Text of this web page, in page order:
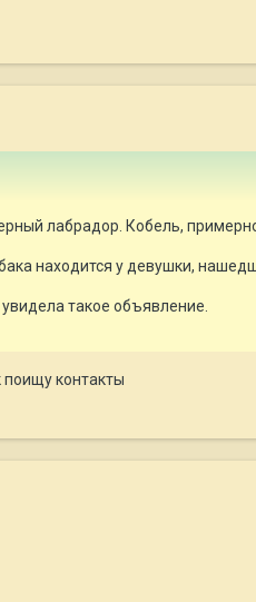
лабрадор. Кобель,
находится у девушки,
такое объявление.
контакты